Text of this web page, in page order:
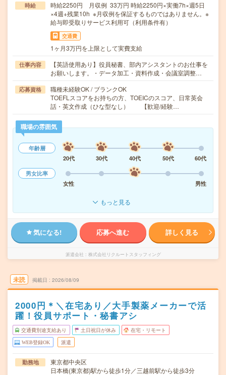
時給
時給2250円 月収例 33万円 時給2250円×実働7h×週5日
×4週+残業10h ※月収例を保証するものではありません。※
給与即受取りサービス利用可（利用条件有）
交通費
1ヶ月3万円を上限として実費支給
仕事内容
【英語使用あり】役員秘書、部内アシスタントのお仕事を
お願いします。・データ加工・資料作成・会議室調整…
応募資格
職種未経験OK / ブランクOK
TOEFLスコアをお持ちの方、TOEICのスコア、日常英会
話・英文作成（ひな型なし） 【歓迎/経験…
職場の雰囲気
年齢層
20代
30代 40代 50代
60代
男女比率
女性
男性
もっと見る
気になる! 応募へ進む 詳しく見る
派遣会社 株式会社リクルートスタッフィング
未読 掲載日 2026/08/09
2000円＊＼在宅あり／大手製薬メーカーで活
躍！役員サポート・秘書アシ
交通費別途支給あり 土日祝日が休み 在宅・リモート
WEB登録OK 派遣
勤務地
東京都中央区
日本橋(東京都)駅から徒歩1分／三越前駅から徒歩3分